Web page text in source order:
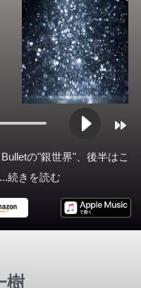
の"銀世界"、後半はこ
...続きを読む
樹